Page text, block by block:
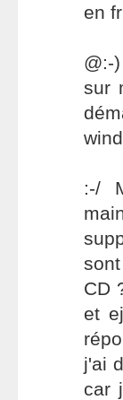
en fr
@:-
sur
:-/
CD
et
j'ai
car